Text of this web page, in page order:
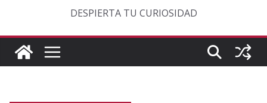
DESPIERTA TU CURIOSIDAD